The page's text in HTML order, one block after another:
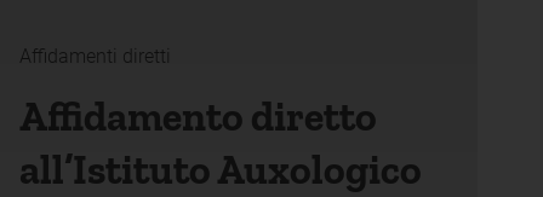
Affidamenti diretti
Affidamento diretto
all’Istituto Auxologico